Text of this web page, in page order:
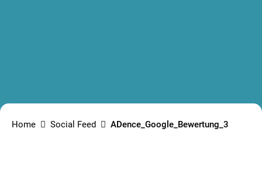
Home Social Feed ADence_Google_Bewertung_3